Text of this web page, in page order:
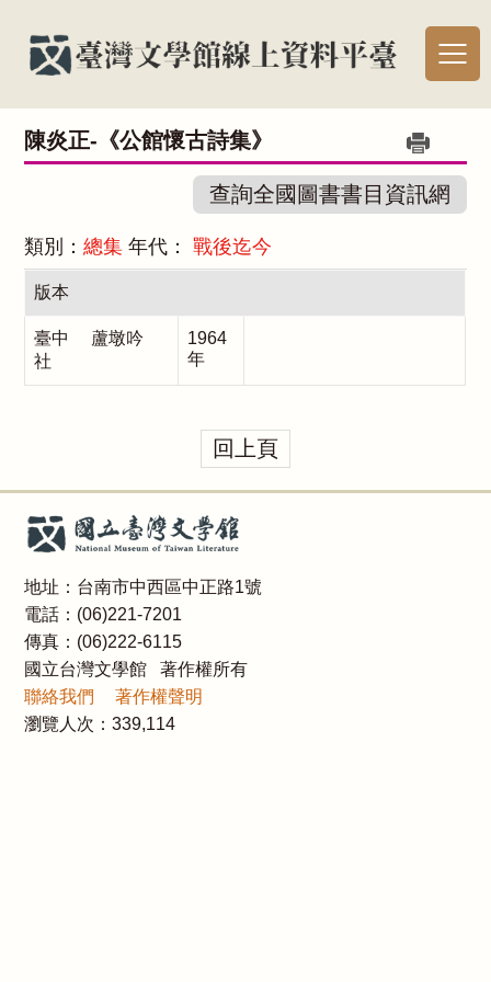
陳炎正-《公館懷古詩集》
查詢全國圖書書目資訊網
類別：總集年代：戰後迄今
版本
臺中 蘆墩吟
社
1964
年
回上頁
地址：台南市中西區中正路1號
電話：(06)221-7201
傳真：(06)222-6115
國立台灣文學館 著作權所有
聯絡我們
著作權聲明
瀏覽人次：339,114